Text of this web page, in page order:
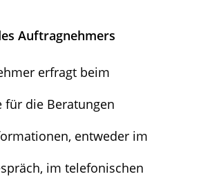
Auftragnehmers
erfragt beim
für die Beratungen
entweder im
im telefonischen